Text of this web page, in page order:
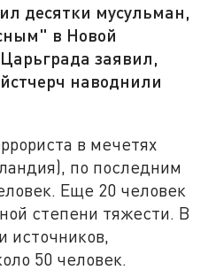
десятки мусульман,
в Новой
заявил,
наводнили
в мечетях
по последним
Еще 20 человек
степени тяжести. В
источников,
50 человек.